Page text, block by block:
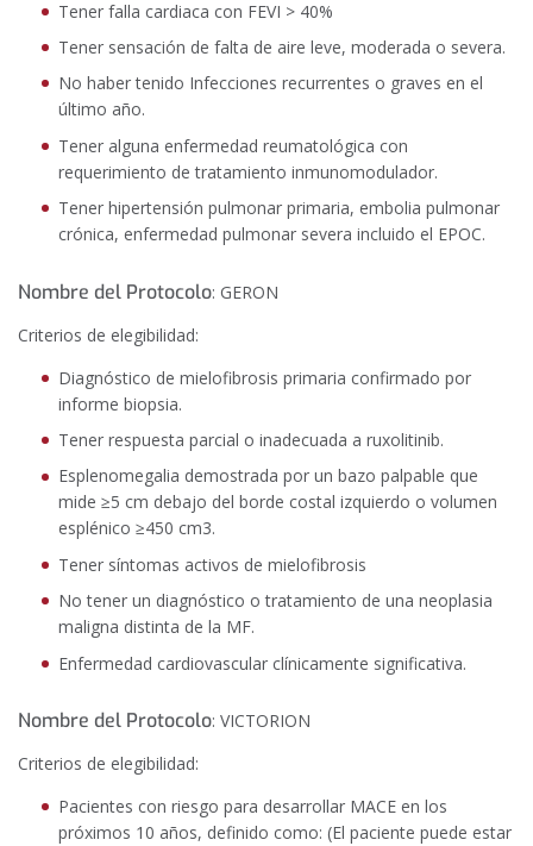
Tener falla cardiaca con FEVI > 40%
Tener sensación de falta de aire leve, moderada o severa.
No haber tenido Infecciones recurrentes o graves en el
último año.
Tener alguna enfermedad reumatológica con
requerimiento de tratamiento inmunomodulador.
Tener hipertensión pulmonar primaria, embolia pulmonar
crónica, enfermedad pulmonar severa incluido el EPOC.
Nombre del Protocolo: GERON
Criterios de elegibilidad:
Diagnóstico de mielofibrosis primaria confirmado por
informe biopsia.
Tener respuesta parcial o inadecuada a ruxolitinib.
Esplenomegalia demostrada por un bazo palpable que
mide ≥5 cm debajo del borde costal izquierdo o volumen
esplénico ≥450 cm3.
Tener síntomas activos de mielofibrosis
No tener un diagnóstico o tratamiento de una neoplasia
maligna distinta de la MF.
Enfermedad cardiovascular clínicamente significativa.
Nombre del Protocolo: VICTORION
Criterios de elegibilidad:
Pacientes con riesgo para desarrollar MACE en los
próximos 10 años, definido como: (El paciente puede estar